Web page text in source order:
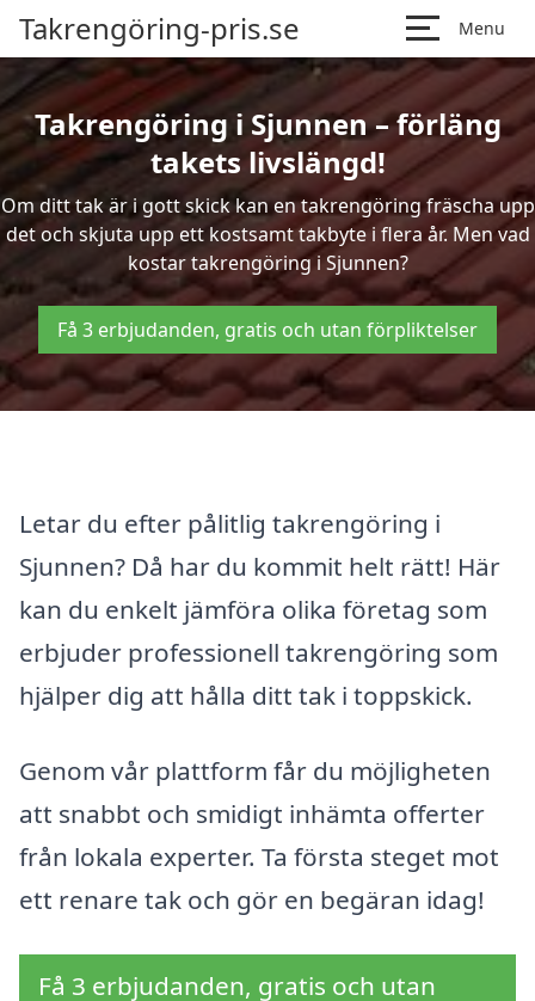
Takrengöring-pris.se Menu
Takrengöring i Sjunnen – förläng
takets livslängd!
Om ditt tak är i gott skick kan en takrengöring fräscha upp
det och skjuta upp ett kostsamt takbyte i flera år. Men vad
kostar takrengöring i Sjunnen?
Få 3 erbjudanden, gratis och utan förpliktelser
Letar du efter pålitlig takrengöring i
Sjunnen? Då har du kommit helt rätt! Här
kan du enkelt jämföra olika företag som
erbjuder professionell takrengöring som
hjälper dig att hålla ditt tak i toppskick.
Genom vår plattform får du möjligheten
att snabbt och smidigt inhämta offerter
från lokala experter. Ta första steget mot
ett renare tak och gör en begäran idag!
Få 3 erbjudanden, gratis och utan